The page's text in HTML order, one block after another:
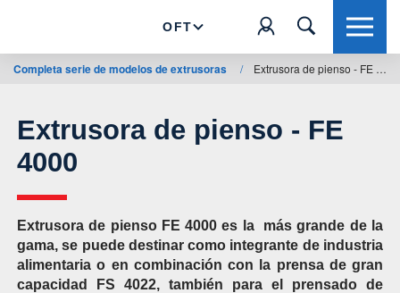
OFT
Completa serie de modelos de extrusoras / Extrusora de pienso - FE 4000
Extrusora de pienso - FE
4000
Extrusora de pienso FE 4000 es la más grande de la
gama, se puede destinar como integrante de industria
alimentaria o en combinación con la prensa de gran
capacidad FS 4022, también para el prensado de